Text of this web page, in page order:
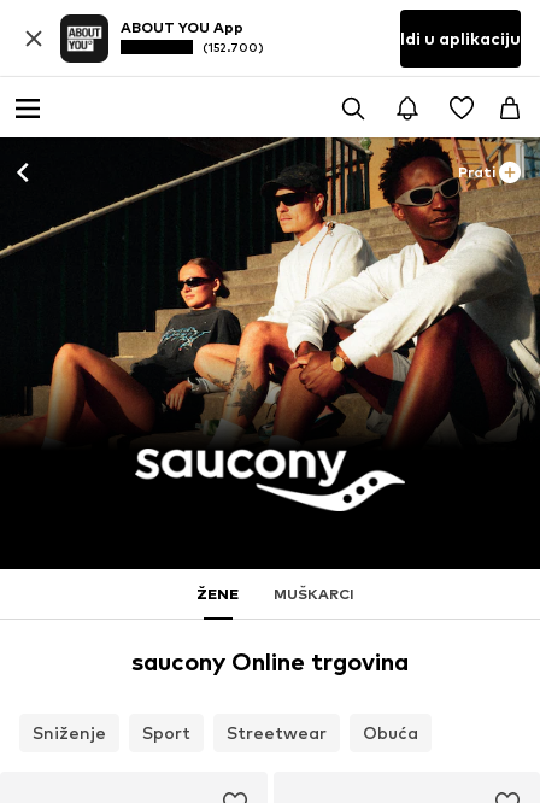
ABOUT YOU App
(152.700) Idi u aplikaciju
Prati
ŽENE MUŠKARCI
saucony Online trgovina
Sniženje Sport Streetwear Obuća